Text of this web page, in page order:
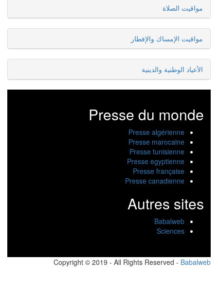
مواقيت الصلاة
مواقيت الإمساك والإفطار
الأعياد الوطنية والدينية
Presse du monde
Presse algérienne
Presse marocaine
Presse tunisienne
Presse egyptienne
Presse française
Presse canadienne
Autres sites
Babalweb
Sciences
Copyright © 2019 - All Rights Reserved -